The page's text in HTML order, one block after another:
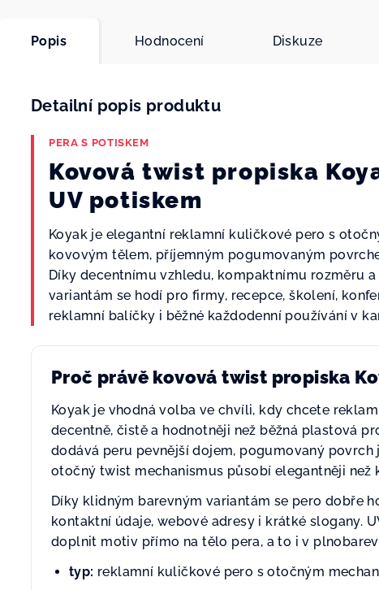
Popis Hodnocení Diskuze
Detailní popis produktu
PERA S POTISKEM
Kovová twist propiska
UV potiskem
Koyak je elegantní reklamní kuličkové pero s
kovovým tělem, příjemným pogumovaným
Díky decentnímu vzhledu, kompaktnímu rozměru
variantám se hodí pro firmy, recepce, školení,
reklamní balíčky i běžné každodenní používání v
Proč právě kovová twist propiska
Koyak je vhodná volba ve chvíli, kdy chcete
decentně, čistě a hodnotněji než běžná plastová
dodává peru pevnější dojem, pogumovaný povrch
otočný twist mechanismus působí elegantněji než
Díky klidným barevným variantám se pero dobře
kontaktní údaje, webové adresy i krátké slogany.
doplnit motiv přímo na tělo pera, a to i v
typ: reklamní kuličkové pero s otočným